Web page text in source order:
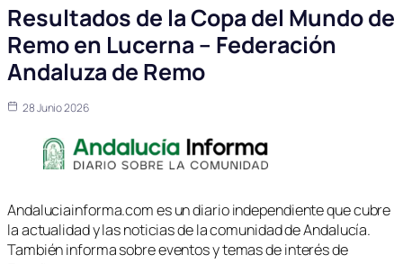
Resultados de la Copa del Mundo de
Remo en Lucerna – Federación
Andaluza de Remo
28 Junio 2026
Andaluciainforma.com es un diario independiente que cubre
la actualidad y las noticias de la comunidad de Andalucía.
También informa sobre eventos y temas de interés de